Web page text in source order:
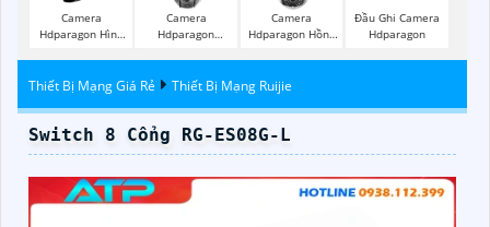
Camera
Hdparagon Hình
Camera
Hdparagon
Camera
Hdparagon Hồng
Đầu Ghi Camera
Hdparagon
Thiết Bị Mạng Giá Rẻ Thiết Bị Mạng Ruijie
Switch 8 Cổng RG-ES08G-L